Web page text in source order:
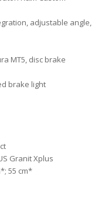
adjustable angle,
MT5, disc brake
brake light
Granit Xplus
55 cm*